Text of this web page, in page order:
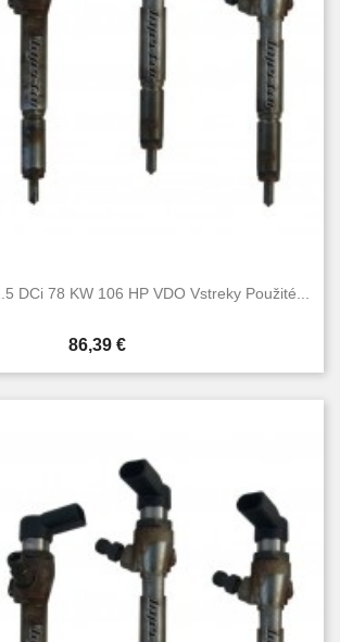
DCi 78 KW 106 HP VDO Vstreky Použité...
Cena
86,39 €